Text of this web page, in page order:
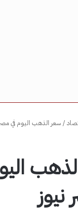
/ سعر الذهب اليوم في